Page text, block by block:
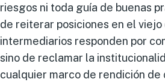
riesgos ni toda guía de buenas
de reiterar posiciones en el
intermediarios responden por
sino de reclamar la
cualquier marco de rendición